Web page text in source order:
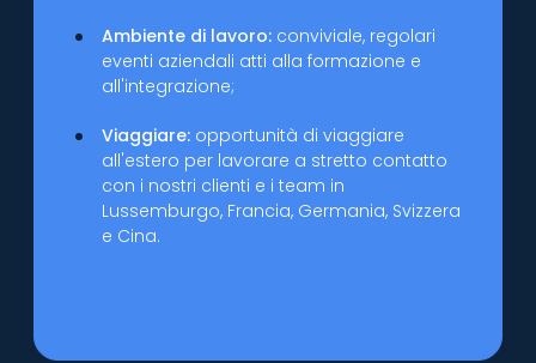
Ambiente di lavoro: conviviale, regolari
eventi aziendali atti alla formazione e
all'integrazione;
Viaggiare: opportunità di viaggiare
all'estero per lavorare a stretto contatto
con i nostri clienti e i team in
Lussemburgo, Francia, Germania, Svizzera
e Cina.